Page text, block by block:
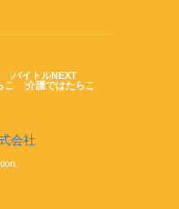
バイトルNEXT
こ 介護ではたらこ